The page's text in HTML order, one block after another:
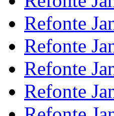
Refonte
Refonte
Refonte
Refonte